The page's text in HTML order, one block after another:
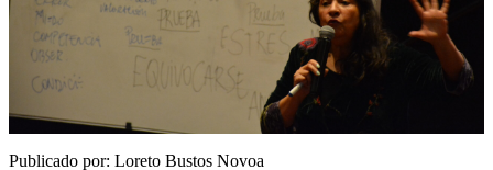
Publicado por: Loreto Bustos Novoa